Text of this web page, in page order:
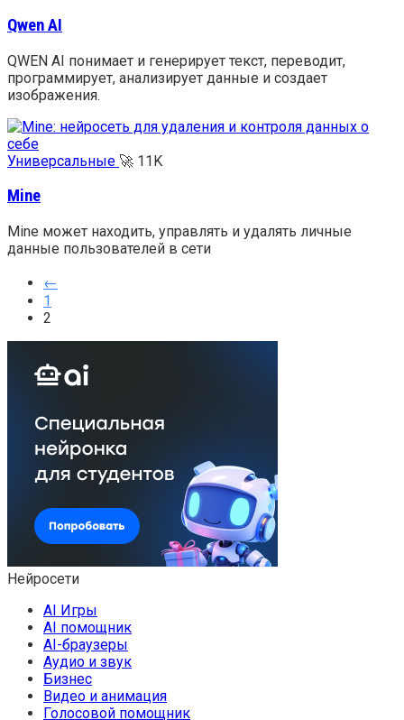
Qwen AI
QWEN AI понимает и генерирует текст, переводит,
программирует, анализирует данные и создает
изображения.
Универсальные 🚀 11K
Mine
Mine может находить, управлять и удалять личные
данные пользователей в сети
←
1
2
Нейросети
AI Игры
AI помощник
AI-браузеры
Аудио и звук
Бизнес
Видео и анимация
Голосовой помощник